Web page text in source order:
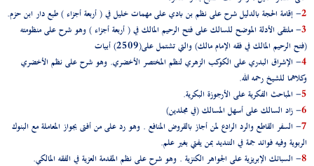
2- إقامة الحجة بالدليل شرح على نظم بن بادي على مهمات خليل في ( أربعة أجزاء ) طبع دار ابن حزم.
3- ملتقى الأدلة الموضح للسالك على فتح الرحيم المالك في ( أربعة أجزاء ) وهو شرح على منظومته
(فتح الرحيم المالك في فقه الإمام مالك) والتي تشتمل على(2509) أبيات
4- الإشراق البدري على الكوكب الزهري لنظم المختصر الأخضري. وهو شرح على نظم الأخضري
وكلاهما للشيخ رحمه الله.
5- المباحث الفكرية على الأرجوزة البكرية.
6- زاد السالك على أسهل المسالك (في مجلدين)
7- السفر القاطع والرد الرادع لمن أجاز بالقروض المنافع . وهو رد على من أفتى بجواز المعاملة مع البنوك
الربوية وفيه فوائد جمة في التنديد بمن يفتي بغير علم.
8- السبائك الإبريزية على الجواهر الكنزية . وهو شرح على نظم المقدمة العزية في الفقه المالكي.